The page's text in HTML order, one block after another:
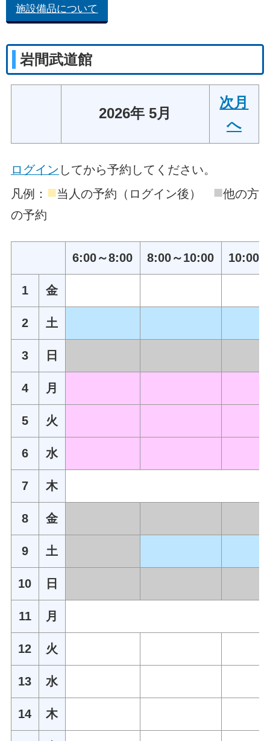
施設備品について
岩間武道館
2026年 5月
次月
へ
ログイン してから予約してください。
凡例： ■当人の予約（ログイン後） ■他の方
の予約
6:00～8:00 8:00～10:00 10:00
1 金
2 土
3 日
4 月
5 火
6 水
7 木
8 金
9 土
10 日
11 月
12 火
13 水
14 木